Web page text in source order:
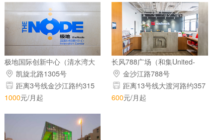
极地国际创新中心（清水湾大
厦）凯旋北路1305号
距离3号线金沙江路约315
米
1000元/月起
长风788广场（和集United-
office）
金沙江路788号
距离13号线大渡河路约357
米
600元/月起